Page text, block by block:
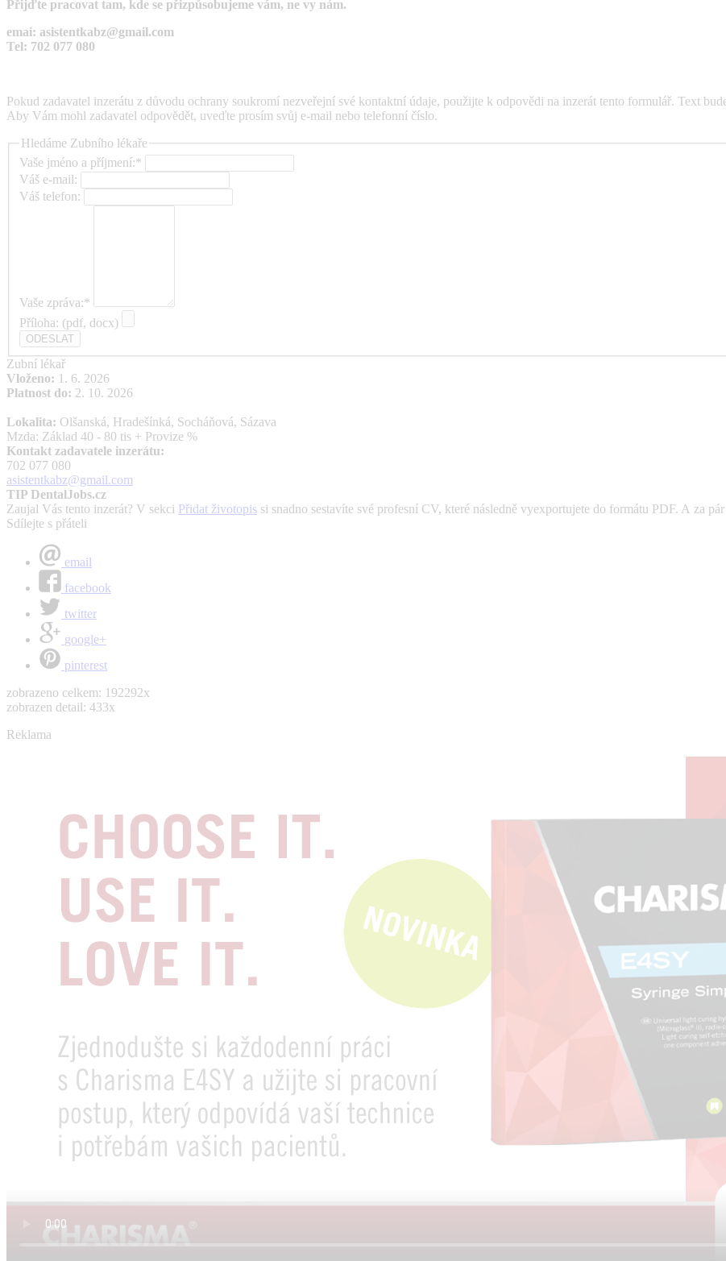
Přijďte pracovat tam, kde se přizpůsobujeme vám, ne vy nám.
emai: asistentkabz@gmail.com
Tel: 702 077 080
Pokud zadavatel inzerátu z důvodu ochrany soukromí nezveřejní své kontaktní údaje, použijte k odpovědi na inzerát tento formulář. Text
Aby Vám mohl zadavatel odpovědět, uveďte prosím svůj e-mail nebo telefonní číslo.
Hledáme Zubního lékaře
Vaše jméno a příjmení:*
Váš e-mail:
Váš telefon:
Vaše zpráva:*
Příloha: (pdf, docx)
Zubní lékař
Vloženo: 1. 6. 2026
Platnost do: 2. 10. 2026
Lokalita: Olšanská, Hradešínká, Socháňová, Sázava
Mzda: Základ 40 - 80 tis + Provize %
Kontakt zadavatele inzerátu:
702 077 080
asistentkabz@gmail.com
TIP DentalJobs.cz
Zaujal Vás tento inzerát? V sekci Přidat životopis si snadno sestavíte své profesní CV, které následně vyexportujete do formátu PDF. A za
Sdílejte s přáteli
email
facebook
twitter
google+
pinterest
zobrazeno celkem: 192292x
zobrazen detail: 433x
Reklama